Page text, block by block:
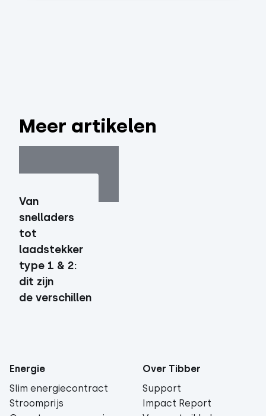
Meer artikelen
Van
snelladers
tot
laadstekker
type 1 & 2:
dit zijn
de verschillen
Energie
Slim energiecontract
Stroomprijs
Over Tibber
Support
Impact Report